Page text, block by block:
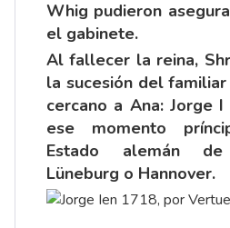
Whig pudieron
el gabinete.
Al fallecer la reina,
la sucesión del
cercano a Ana: Jorge
ese momento
Estado alemán de
Lüneburg o Hannover.